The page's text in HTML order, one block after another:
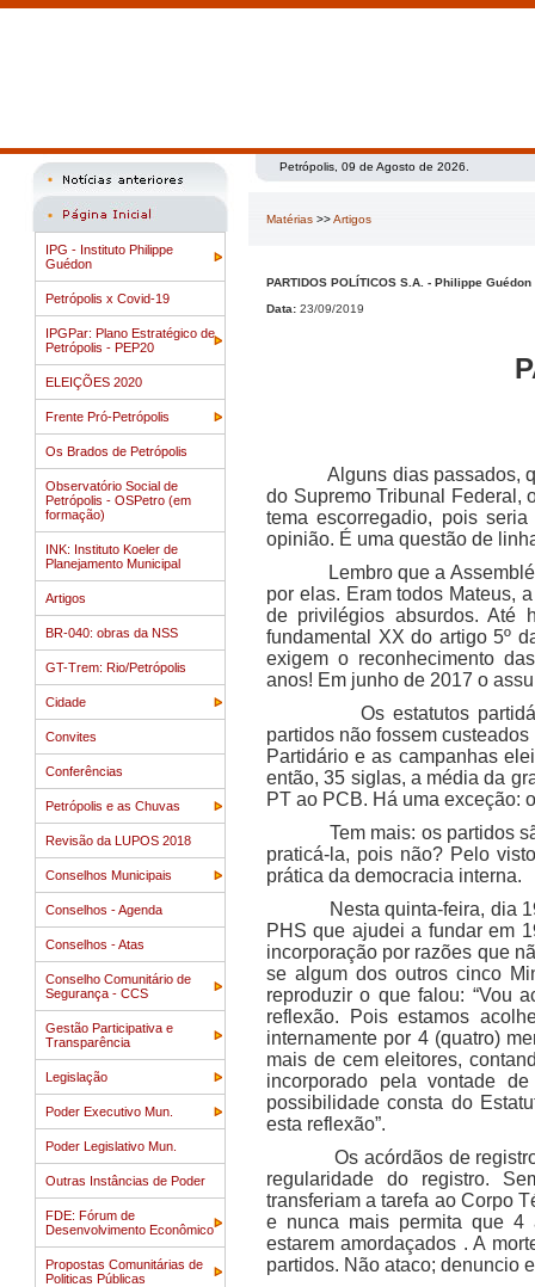
IPG - Instituto Philippe
Guédon
Petrópolis x Covid-19
IPGPar: Plano Estratégico de
Petrópolis - PEP20
ELEIÇÕES 2020
Frente Pró-Petrópolis
Os Brados de Petrópolis
Observatório Social de
Petrópolis - OSPetro (em
formação)
INK: Instituto Koeler de
Planejamento Municipal
Artigos
BR-040: obras da NSS
GT-Trem: Rio/Petrópolis
Cidade
Convites
Conferências
Petrópolis e as Chuvas
Revisão da LUPOS 2018
Conselhos Municipais
Conselhos - Agenda
Conselhos - Atas
Conselho Comunitário de
Segurança - CCS
Gestão Participativa e
Transparência
Legislação
Poder Executivo Mun.
Poder Legislativo Mun.
Outras Instâncias de Poder
FDE: Fórum de
Desenvolvimento Econômico
Propostas Comunitárias de
Politicas Públicas
Petrópolis, 09 de Agosto de 2026.
Matérias >>Artigos
PARTIDOS POLÍTICOS S.A. - Philippe Guédon
Data: 23/09/2019
Alguns dias passados,
do Supremo Tribunal Federal,
tema escorregadio, pois
opinião. É uma questão de
Lembro que a Assembléia
por elas. Eram todos Mateus,
de privilégios absurdos. Até
fundamental XX do artigo 5º
exigem o reconhecimento
anos! Em junho de 2017 o
Os estatutos partidários
partidos não fossem
Partidário e as campanhas
então, 35 siglas, a média da
PT ao PCB. Há uma exceção:
Tem mais: os partidos são
praticá-la, pois não? Pelo
prática da democracia interna.
Nesta quinta-feira, dia 19
PHS que ajudei a fundar em
incorporação por razões que
se algum dos outros cinco
reproduzir o que falou: “Vou
reflexão. Pois estamos
internamente por 4 (quatro)
mais de cem eleitores,
incorporado pela vontade
possibilidade consta do
esta reflexão”.
Os acórdãos de registro de
regularidade do registro.
transferiam a tarefa ao Corpo
e nunca mais permita que 4
estarem amordaçados . A
partidos. Não ataco; denuncio